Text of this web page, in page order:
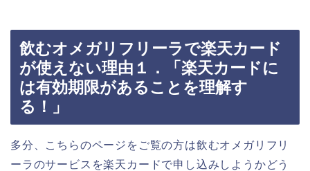
飲むオメガリフリーラで楽天カード
が使えない理由１．「楽天カードに
は有効期限があることを理解す
る！」
多分、こちらのページをご覧の方は飲むオメガリフリ
ーラのサービスを楽天カードで申し込みしようかどう